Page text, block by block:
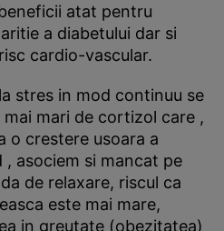
atat pentru
a diabetului dar si
cardio-vascular.
stres in mod continuu se
mari de cortizol care ,
o crestere usoara a
, asociem si mancat pe
de relaxare, riscul ca
este mai mare,
in greutate (obezitatea)